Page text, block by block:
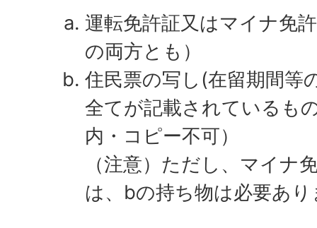
運転免許証又はマイナ免
の両方とも）
住民票の写し(在留期間等
全てが記載されているも
内・コピー不可）
（注意）ただし、マイナ
は、bの持ち物は必要あ